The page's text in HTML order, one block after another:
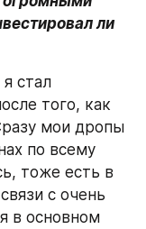
ли
стал
того, как
мои дропы
по всему
тоже есть в
с очень
в основном